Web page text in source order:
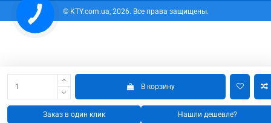
В корзину
Заказ в один клик Нашли дешевле?
© KTY.com.ua, 2026. Все права защищены.
КНОПКА
ЗВ'ЯЗКУ